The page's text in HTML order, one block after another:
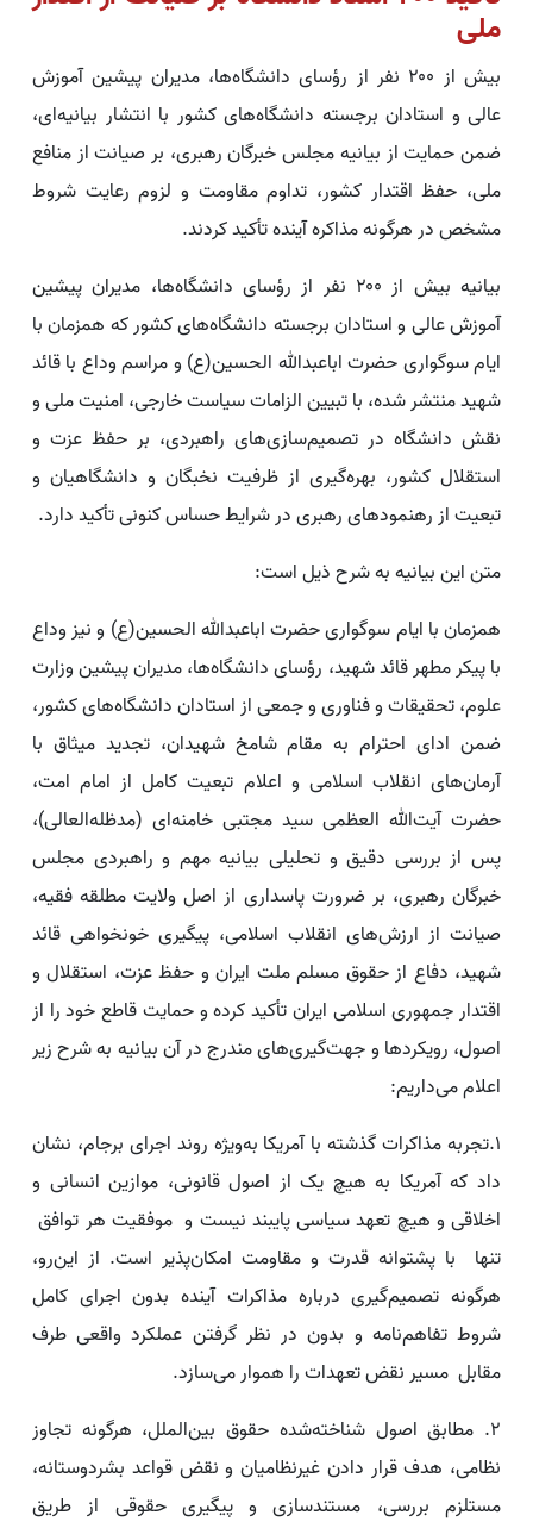
ملی
بیش از ۲۰۰ نفر از رؤسای دانشگاه‌ها، مدیران پیشین آموزش
عالی و استادان برجسته دانشگاه‌های کشور با انتشار بیانیه‌ای،
ضمن حمایت از بیانیه مجلس خبرگان رهبری، بر صیانت از منافع
ملی، حفظ اقتدار کشور، تداوم مقاومت و لزوم رعایت شروط
مشخص در هرگونه مذاکره آینده تأکید کردند.
بیانیه بیش از ۲۰۰ نفر از رؤسای دانشگاه‌ها، مدیران پیشین
آموزش عالی و استادان برجسته دانشگاه‌های کشور که همزمان با
ایام سوگواری حضرت اباعبدالله الحسین(ع) و مراسم وداع با قائد
شهید منتشر شده، با تبیین الزامات سیاست خارجی، امنیت ملی و
نقش دانشگاه در تصمیم‌سازی‌های راهبردی، بر حفظ عزت و
استقلال کشور، بهره‌گیری از ظرفیت نخبگان و دانشگاهیان و
تبعیت از رهنمودهای رهبری در شرایط حساس کنونی تأکید دارد.
متن این بیانیه به شرح ذیل است:
همزمان با ایام سوگواری حضرت اباعبدالله الحسین(ع) و نیز وداع
با پیکر مطهر قائد شهید، رؤسای دانشگاه‌ها، مدیران پیشین وزارت
علوم، تحقیقات و فناوری و جمعی از استادان دانشگاه‌های کشور،
ضمن ادای احترام به مقام شامخ شهیدان، تجدید میثاق با
آرمان‌های انقلاب اسلامی و اعلام تبعیت کامل از امام امت،
حضرت آیت‌الله العظمی سید مجتبی خامنه‌ای (مدظله‌العالی)،
پس از بررسی دقیق و تحلیلی بیانیه مهم و راهبردی مجلس
خبرگان رهبری، بر ضرورت پاسداری از اصل ولایت مطلقه فقیه،
صیانت از ارزش‌های انقلاب اسلامی، پیگیری خونخواهی قائد
شهید، دفاع از حقوق مسلم ملت ایران و حفظ عزت، استقلال و
اقتدار جمهوری اسلامی ایران تأکید کرده و حمایت قاطع خود را از
اصول، رویکردها و جهت‌گیری‌های مندرج در آن بیانیه به شرح زیر
اعلام می‌داریم:
۱.تجربه مذاکرات گذشته با آمریکا به‌ویژه روند اجرای برجام، نشان
داد که آمریکا به هیچ یک از اصول قانونی، موازین انسانی و
اخلاقی و هیچ تعهد سیاسی پایبند نیست و موفقیت هر توافق
تنها با پشتوانه قدرت و مقاومت امکان‌پذیر است. از این‌رو،
هرگونه تصمیم‌گیری درباره مذاکرات آینده بدون اجرای کامل
شروط تفاهم‌نامه و بدون در نظر گرفتن عملکرد واقعی طرف
مقابل مسیر نقض تعهدات را هموار می‌سازد.
۲. مطابق اصول شناخته‌شده حقوق بین‌الملل، هرگونه تجاوز
نظامی، هدف قرار دادن غیرنظامیان و نقض قواعد بشردوستانه،
مستلزم بررسی، مستندسازی و پیگیری حقوقی از طریق